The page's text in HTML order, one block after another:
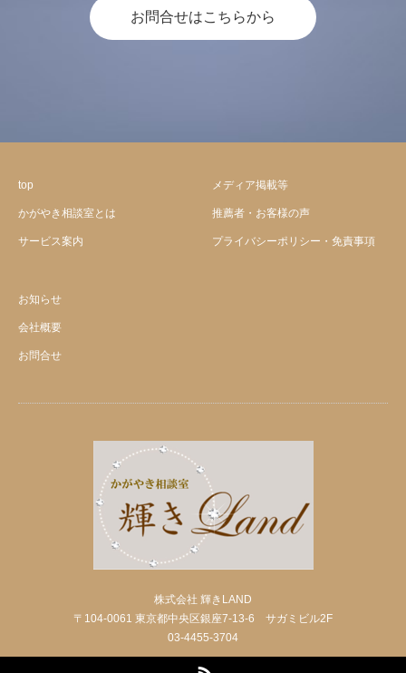
お問合せはこちらから
top
かがやき相談室とは
サービス案内
メディア掲載等
推薦者・お客様の声
プライバシーポリシー・免責事項
お知らせ
会社概要
お問合せ
株式会社 輝きLAND
〒104-0061 東京都中央区銀座7-13-6 サガミビル2F
03-4455-3704